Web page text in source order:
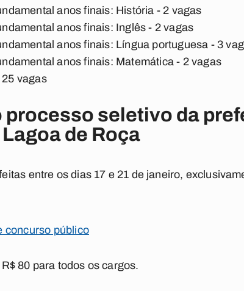
anos finais: História - 2 vagas
anos finais: Inglês - 2 vagas
anos finais: Língua portuguesa - 3
anos finais: Matemática - 2 vagas
vagas
seletivo da
de Roça
entre os dias 17 e 21 de janeiro,
concurso público
80 para todos os cargos.